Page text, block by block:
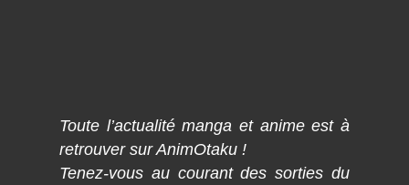
Toute l’actualité manga et anime est à
retrouver sur AnimOtaku !
Tenez-vous au courant des sorties du